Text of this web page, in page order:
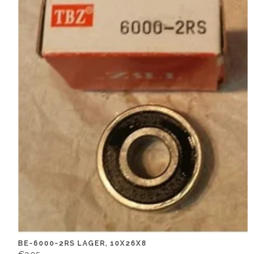
BE-6000-2RS LAGER, 10X26X8